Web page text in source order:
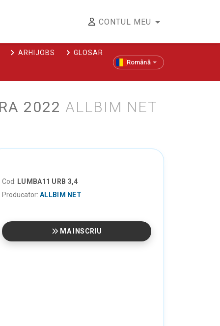
CONTUL MEU
ARHIJOBS GLOSAR
Română
2022 ALLBIM NET
Cod: LUMBA11 URB 3,4
Producator: ALLBIM NET
MA INSCRIU